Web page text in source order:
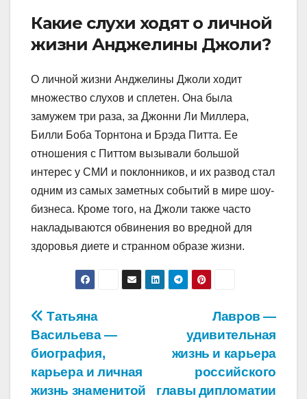
Какие слухи ходят о личной
жизни Анджелины Джоли?
О личной жизни Анджелины Джоли ходит
множество слухов и сплетен. Она была
замужем три раза, за Джонни Ли Миллера,
Билли Боба Торнтона и Брэда Питта. Ее
отношения с Питтом вызывали большой
интерес у СМИ и поклонников, и их развод стал
одним из самых заметных событий в мире шоу-
бизнеса. Кроме того, на Джоли также часто
накладываются обвинения во вредной для
здоровья диете и странном образе жизни.
Навигация
по
записям
Лавров —
удивительная
жизнь и карьера
российского
главы дипломатии
Татьяна
Васильева —
биография,
карьера и личная
жизнь знаменитой